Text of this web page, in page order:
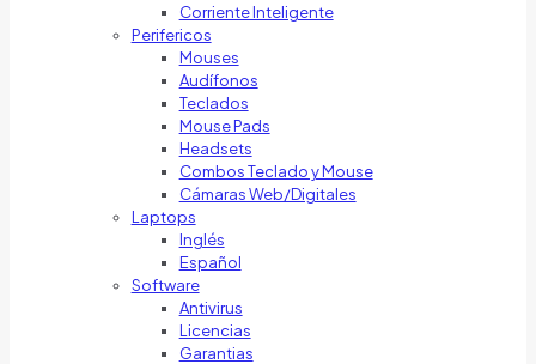
Corriente Inteligente
Perifericos
Mouses
Audífonos
Teclados
Mouse Pads
Headsets
Combos Teclado y Mouse
Cámaras Web/Digitales
Laptops
Inglés
Español
Software
Antivirus
Licencias
Garantias